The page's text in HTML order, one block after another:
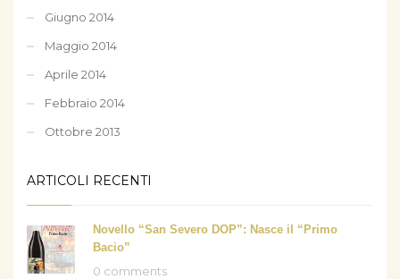
Giugno 2014
Maggio 2014
Aprile 2014
Febbraio 2014
Ottobre 2013
ARTICOLI RECENTI
Novello “San Severo DOP”: Nasce il “Primo
Bacio”
0 comments